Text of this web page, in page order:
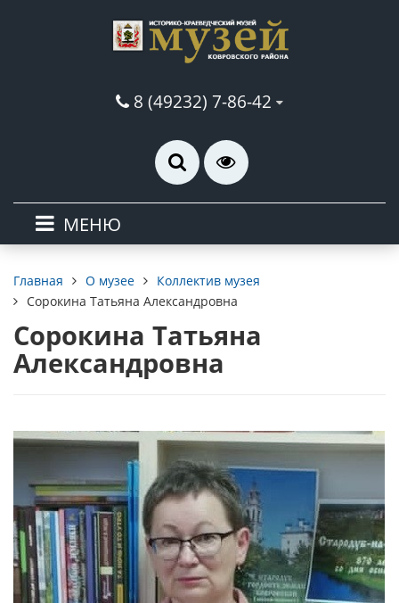
8 (49232) 7-86-42
МЕНЮ
Главная О музее
Коллектив музея
Сорокина Татьяна Александровна
Сорокина Татьяна
Александровна